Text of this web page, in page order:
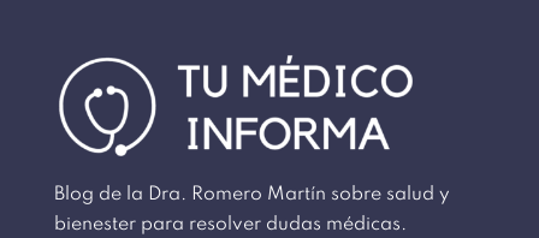
Blog de la Dra. Romero Martín sobre salud y
bienester para resolver dudas médicas.